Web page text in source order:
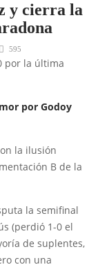
y cierra la
595
por la última
por Godoy
la ilusión
B de la
la semifinal
(perdió 1-0 el
de suplentes,
con una